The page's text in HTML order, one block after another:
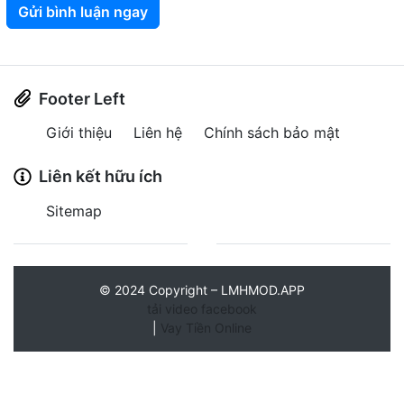
Gửi bình luận ngay
Footer Left
Giới thiệu Liên hệ Chính sách bảo mật
Liên kết hữu ích
Sitemap
© 2024 Copyright – LMHMOD.APP
tải video facebook
Vay Tiền Online